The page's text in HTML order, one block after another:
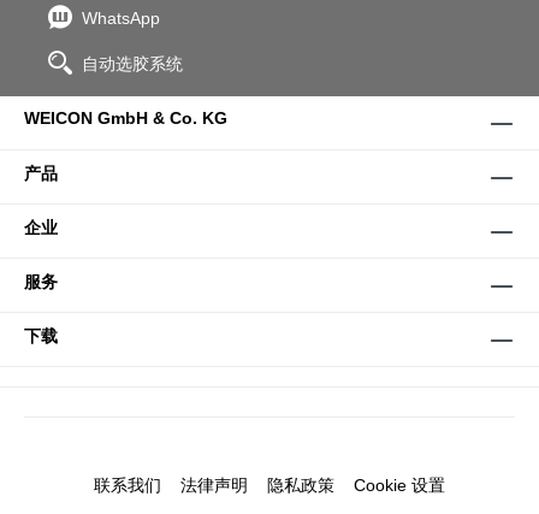
WhatsApp
自动选胶系统
WEICON GmbH & Co. KG
产品
企业
服务
下载
联系我们 法律声明 隐私政策 Cookie 设置